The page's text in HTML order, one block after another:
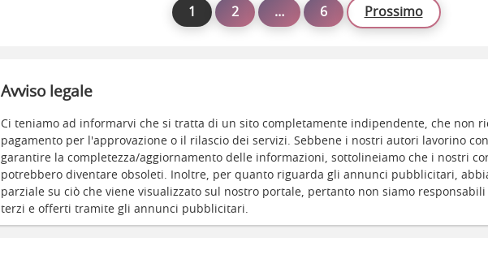
1 2 … 6 Prossimo
Avviso legale
Ci teniamo ad informarvi che si tratta di un sito completamente indipendente, che non
pagamento per l'approvazione o il rilascio dei servizi. Sebbene i nostri autori lavorino
garantire la completezza/aggiornamento delle informazioni, sottolineiamo che i nostri
potrebbero diventare obsoleti. Inoltre, per quanto riguarda gli annunci pubblicitari,
parziale su ciò che viene visualizzato sul nostro portale, pertanto non siamo
terzi e offerti tramite gli annunci pubblicitari.